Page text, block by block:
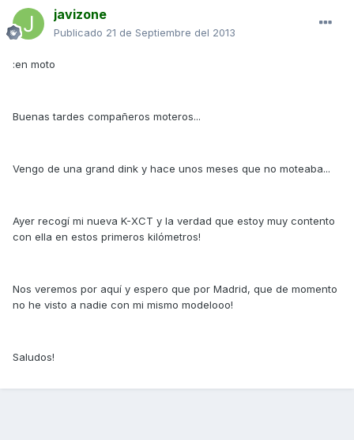
javizone
Publicado 21 de Septiembre del 2013
:en moto
Buenas tardes compañeros moteros...
Vengo de una grand dink y hace unos meses que no moteaba...
Ayer recogí mi nueva K-XCT y la verdad que estoy muy contento
con ella en estos primeros kilómetros!
Nos veremos por aquí y espero que por Madrid, que de momento
no he visto a nadie con mi mismo modelooo!
Saludos!